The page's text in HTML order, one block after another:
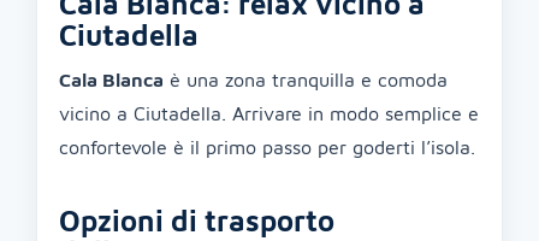
Ciutadella
Cala Blanca è una zona tranquilla e comoda
vicino a Ciutadella. Arrivare in modo semplice e
confortevole è il primo passo per goderti l’isola.
Opzioni di trasporto